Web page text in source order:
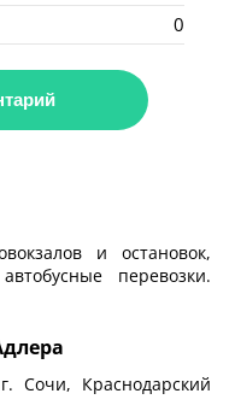
0
и остановок,
перевозки.
Сочи, Краснодарский